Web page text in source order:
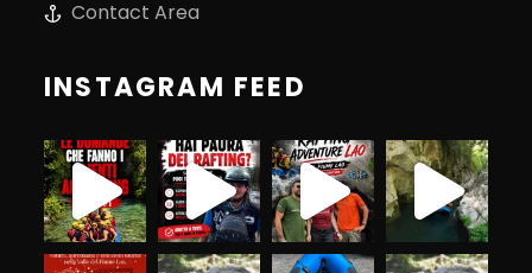
Contact Area
INSTAGRAM FEED